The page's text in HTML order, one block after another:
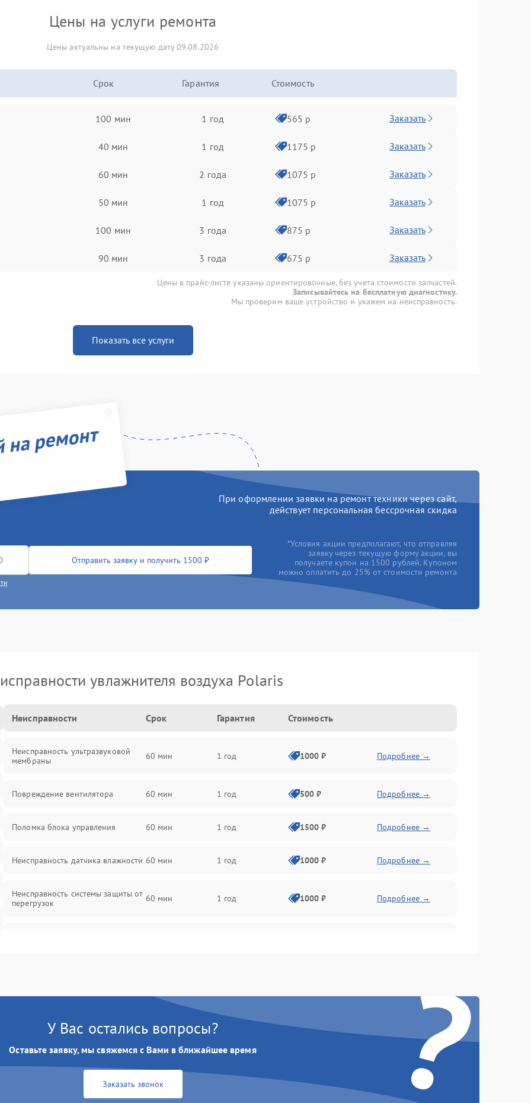
Цены на услуги ремонта
Цены актуальны на текущую дату 09.08.2026
Срок Гарантия Стоимость
100 мин 1 год 565 р Заказать
40 мин 1 год 1175 р Заказать
60 мин 2 года 1075 р Заказать
50 мин 1 год 1075 р Заказать
100 мин 3 года 875 р Заказать
90 мин 3 года 675 р Заказать
Цены в прайс-листе указаны ориентировочные, без учета стоимости запчастей.
Записывайтесь на бесплатную диагностику.
Мы проверим ваше устройство и укажем на неисправность.
Показать все услуги
ремонт
При оформлении заявки на ремонт техники через сайт,
действует персональная бессрочная скидка
Отправить заявку и получить 1500 ₽
*Условия акции предполагают, что отправляя
заявку через текущую форму акции, вы
получаете купон на 1500 рублей. Купоном
можно оплатить до 25% от стоимости ремонта
увлажнителя воздуха Polaris
Неисправности Срок Гарантия Стоимость
Неисправность ультразвуковой
мембраны
60 мин 1 год 1000 ₽ Подробнее →
Повреждение вентилятора 60 мин 1 год 500 ₽ Подробнее →
Поломка блока управления 60 мин 1 год 1500 ₽ Подробнее →
Неисправность датчика влажности 60 мин 1 год 1000 ₽ Подробнее →
Неисправность системы защиты от
перегрузок
60 мин 1 год 1000 ₽ Подробнее →
Неисправность системы защиты от
перегрева
60 мин 1 год 1000 ₽
Повреждение системы защиты от
60 мин Подробнее →
?
У Вас остались вопросы?
Оставьте заявку, мы свяжемся с Вами в ближайшее время
Заказать звонок